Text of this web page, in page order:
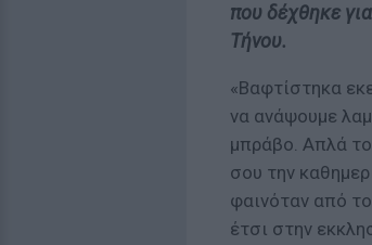
που δέχθηκε
Τήνου.
«Βαφτίστηκα
να ανάψουμε
μπράβο. Απλά
σου την
φαινόταν από
έτσι στην